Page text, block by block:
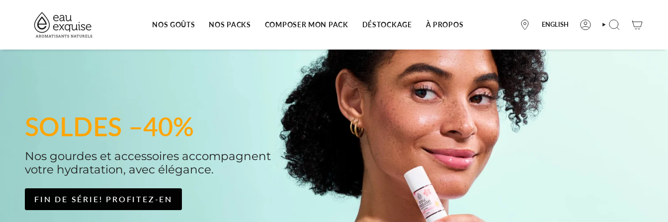
NOS GOÛTS NOS PACKS COMPOSER MON PACK DÉSTOCKAGE À PROPOS
OÙ
LANGUAGE
ENGLISH ACCOUNTSEARCH
SOLDES –40%
Nos gourdes et accessoires accompagnent
votre hydratation, avec élégance.
FIN DE SÉRIE! PROFITEZ-EN